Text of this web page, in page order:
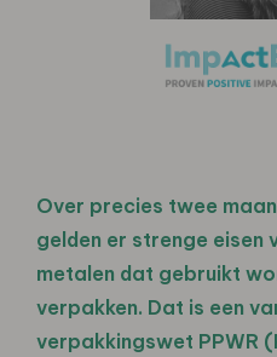
Over precies twee
gelden er strenge eisen
metalen dat gebruikt
verpakken. Dat is een
verpakkingswet PPWR